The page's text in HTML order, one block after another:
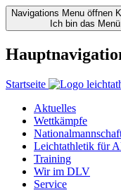
Navigations Menu öffnen
Ich bin das
Startseite
Aktuelles
Wettkämpfe
Leichtathletik für
Training
Wir im DLV
Service